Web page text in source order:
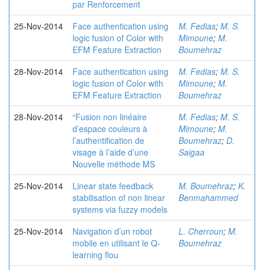
par Renforcement
25-Nov-2014
Face authentication using
logic fusion of Color with
EFM Feature Extraction
M. Fedias; M. S.
Mimoune; M.
Boumehraz
28-Nov-2014
Face authentication using
logic fusion of Color with
EFM Feature Extraction
M. Fedias; M. S.
Mimoune; M.
Boumehraz
28-Nov-2014
“Fusion non linéaire
d’espace couleurs à
l’authentification de
visage à l’aide d’une
Nouvelle méthode MS
M. Fedias; M. S.
Mimoune; M.
Boumehraz; D.
Saigaa
25-Nov-2014
Linear state feedback
stabilisation of non linear
systems via fuzzy models
M. Boumehraz; K.
Benmahammed
25-Nov-2014
Navigation d’un robot
mobile en utilisant le Q-
learning flou
L. Cherroun; M.
Boumehraz